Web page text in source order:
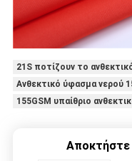
21S ποτίζουν το
Ανθεκτικό ύφασμα νερού
155GSM υπαίθριο
Αποκτήστε